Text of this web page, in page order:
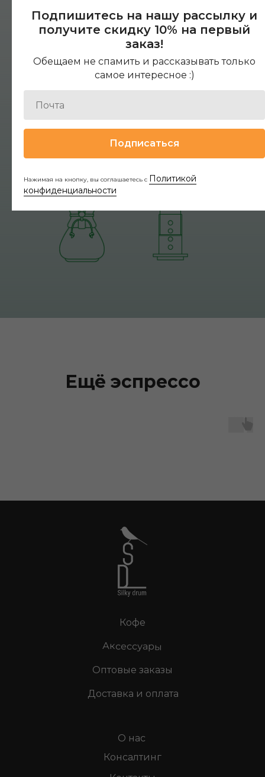
Подпишитесь на нашу рассылку и
получите скидку 10% на первый
заказ!
Обещаем не спамить и рассказывать только
самое интересное :)
Подписаться
Нажимая на кнопку, вы соглашаетесь с Политикой
конфиденциальности
Ещё эспрессо
Кофе
Оптовые заказы
Консалтинг
О нас
Доставка и оплата
Аксессуары